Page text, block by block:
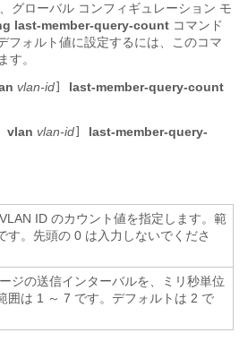
グローバル コンフィギュレーション モ
last-member-query-count コマンド
フォルト値に設定するには、このコマ
す。
vlan-id
last-member-query-count
vlan vlan-id
last-member-query-
ID のカウント値を指定します。範
す。先頭の 0 は入力しないでくださ
ジの送信インターバルを、ミリ秒単位
囲は 1 ～ 7 です。デフォルトは 2 で